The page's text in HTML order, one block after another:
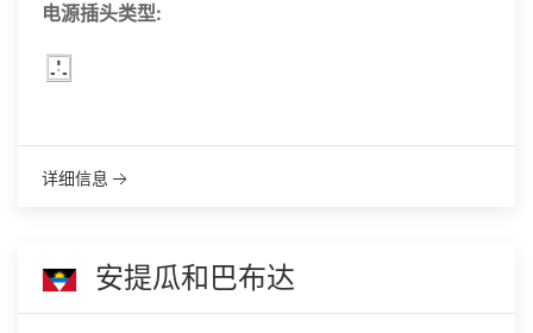
电源插头类型:
详细信息
安提瓜和巴布达